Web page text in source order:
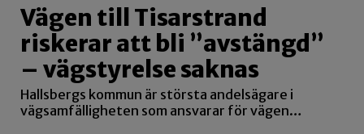
Vägen till Tisarstrand
riskerar att bli ”avstängd”
– vägstyrelse saknas
Hallsbergs kommun är största andelsägare i
vägsamfälligheten som ansvarar för vägen…